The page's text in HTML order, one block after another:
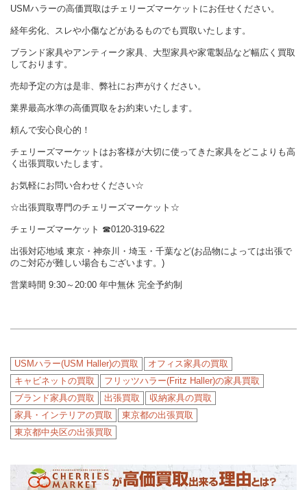
USMハラーの高価買取はチェリーズマーケットにお任せください。
経年劣化、スレや小傷などがあるものでも買取いたします。
ブランド家具やアンティーク家具、大型家具や家電製品など幅広く買取
しております。
売却予定の方は是非、弊社にお声がけください。
業界最高水準の高価買取をお約束いたします。
頼んで安心良心的！
チェリーズマーケットはお客様が大切に使ってきた家具をどこよりも高
く出張買取いたします。
お気軽にお問い合わせください☆
☆出張買取専門のチェリーズマーケット☆
チェリーズマーケット ☎︎0120-319-622
出張対応地域 東京・神奈川・埼玉・千葉など(お品物によっては出張で
のご対応が難しい場合もございます。)
営業時間 9:30～20:00 年中無休 完全予約制
USMハラー(USM Haller)の買取
オフィス家具の買取
キャビネットの買取
フリッツハラー(Fritz Haller)の家具買取
ブランド家具の買取
出張買取
収納家具の買取
家具・インテリアの買取
東京都の出張買取
東京都中央区の出張買取